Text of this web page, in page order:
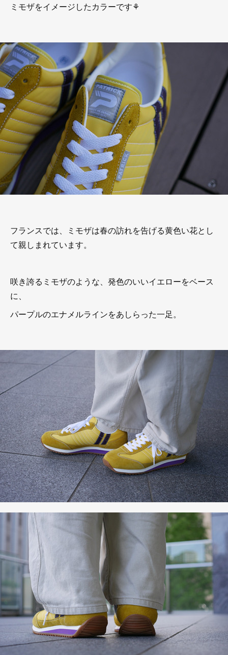
ミモザをイメージしたカラーです⚘
フランスでは、ミモザは春の訪れを告げる黄色い花とし
て親しまれています。
咲き誇るミモザのような、発色のいいイエローをベース
に、
パープルのエナメルラインをあしらった一足。